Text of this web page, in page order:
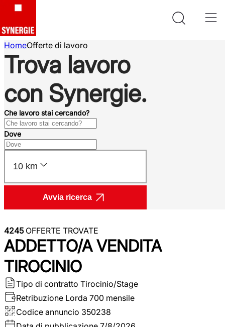
HomeOfferte di lavoro
Trova lavoro
con Synergie.
Che lavoro stai cercando?
Dove
10 km
Avvia ricerca
4245OFFERTE TROVATE
ADDETTO/A VENDITA
TIROCINIO
Tipo di contratto Tirocinio/Stage
Retribuzione Lorda 700 mensile
Codice annuncio 350238